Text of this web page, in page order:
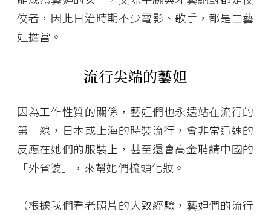
佼者，因此日治時期不少電影、歌手，都是由藝
妲擔當。
流行尖端的藝妲
因為工作性質的關係，藝妲們也永遠站在流行的
第一線，日本或上海的時裝流行，會非常迅速的
反應在她們的服裝上，甚至還會高金聘請中國的
「外省婆」，來幫她們梳頭化妝。
（根據我們看老照片的大致經驗，藝妲們的流行